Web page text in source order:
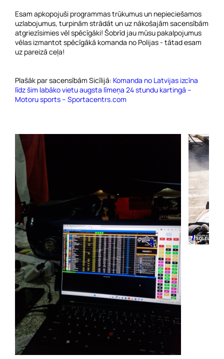
Esam apkopojuši programmas trūkumus un nepieciešamos
uzlabojumus, turpinām strādāt un uz nākošajām sacensībām
atgriezīsimies vēl spēcīgāki! Šobrīd jau mūsu pakalpojumus
vēlas izmantot spēcīgākā komanda no Polijas - tātad esam
uz pareizā ceļa!
Plašāk par sacensībām Sicīlijā: Komanda no Latvijas izcīna
līdz šim labāko vietu augsta līmeņa 24 stundu kartingā –
Motoru sports – Sportacentrs.com